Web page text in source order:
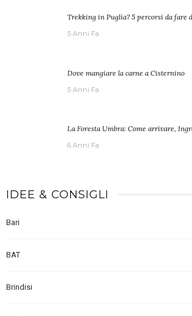
Trekking in Puglia? 5 percorsi da fare
5 Anni Fa
Dove mangiare la carne a Cisternino
5 Anni Fa
La Foresta Umbra: Come arrivare,
6 Anni Fa
IDEE & CONSIGLI
Bari
BAT
Brindisi